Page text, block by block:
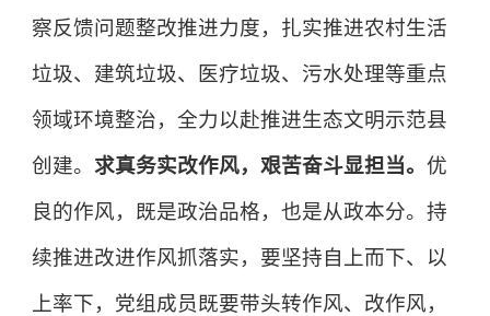
察反馈问题整改推进力度，扎实推进农村生活
垃圾、建筑垃圾、医疗垃圾、污水处理等重点
领域环境整治，全力以赴推进生态文明示范县
创建。 求真务实改作风，艰苦奋斗显担当。 优
良的作风，既是政治品格，也是从政本分。持
续推进改进作风抓落实，要坚持自上而下、以
上率下，党组成员既要带头转作风、改作风，